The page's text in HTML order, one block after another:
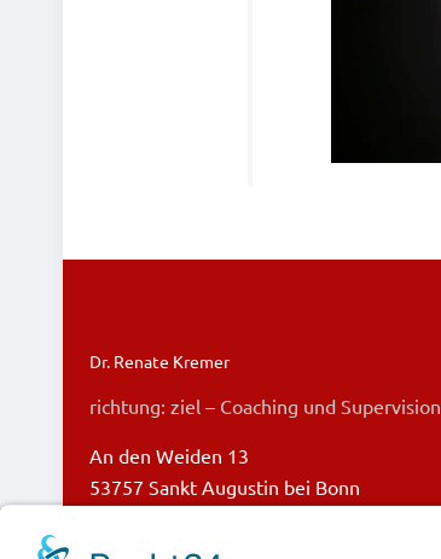
Dr. Renate Kremer
richtung: ziel – Coaching und Supervision
An den Weiden 13
53757 Sankt Augustin bei Bonn
+49 (0) 22 41 – 251 68 29